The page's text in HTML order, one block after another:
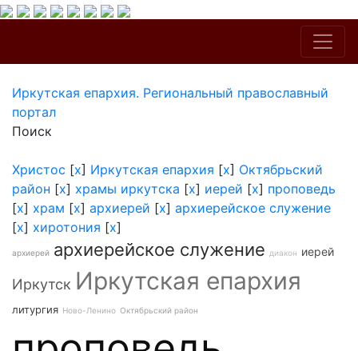
Иркутская епархия. Региональный православный
портал
Поиск
Христос [x] Иркутская епархия [x] Октябрьский
район [x] храмы иркутска [x] иерей [x] проповедь
[x] храм [x] архиерей [x] архиерейское служение
[x] хиротония [x]
архиерей архиерейское служение диакон иерей
Иркутск Иркутская епархия
литургия Ново-Ленино Октябрьский район